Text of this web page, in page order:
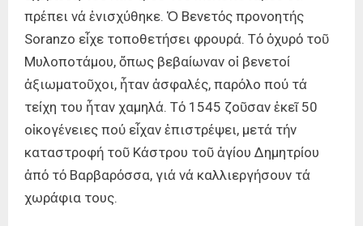
πρέπει νά ἐνισχύθηκε. Ὁ Βενετός προνοητής
Soranzo εἶχε τοποθετήσει φρουρά. Τό ὀχυρό τοῦ
Μυλοποτάμου, ὅπως βεβαίωναν οἱ βενετοί
ἀξιωματοῦχοι, ἦταν ἀσφαλές, παρόλο πού τά
τείχη του ἦταν χαμηλά. Τό 1545 ζοῦσαν ἐκεῖ 50
οἰκογένειες πού εἶχαν ἐπιστρέψει, μετά τήν
καταστροφή τοῦ Κάστρου τοῦ ἁγίου Δημητρίου
ἀπό τό Βαρβαρόσσα, γιά νά καλλιεργήσουν τά
χωράφια τους.